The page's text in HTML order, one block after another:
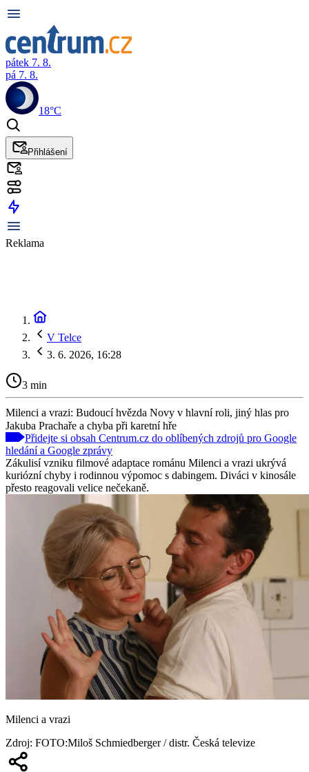
pátek 7. 8.
pá 7. 8.
18°C
Přihlášení
Reklama
V Telce
3. 6. 2026, 16:28
3 min
Milenci a vrazi: Budoucí hvězda Novy v hlavní roli, jiný hlas pro
Jakuba Prachaře a chyba při karetní hře
Přidejte si obsah Centrum.cz do oblíbených zdrojů pro Google
hledání a Google zprávy
Zákulisí vzniku filmové adaptace románu Milenci a vrazi ukrývá
kuriózní chyby i rodinnou výpomoc s dabingem. Diváci v kinosále
přesto reagovali velice nečekaně.
Milenci a vrazi
Zdroj: FOTO:Miloš Schmiedberger / distr. Česká televize